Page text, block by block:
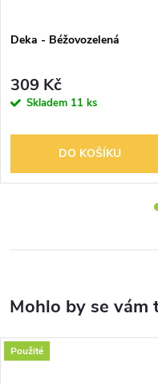
Deka - Béžovozelená
309 Kč
Skladem 11 ks
DO KOŠÍKU
Použité